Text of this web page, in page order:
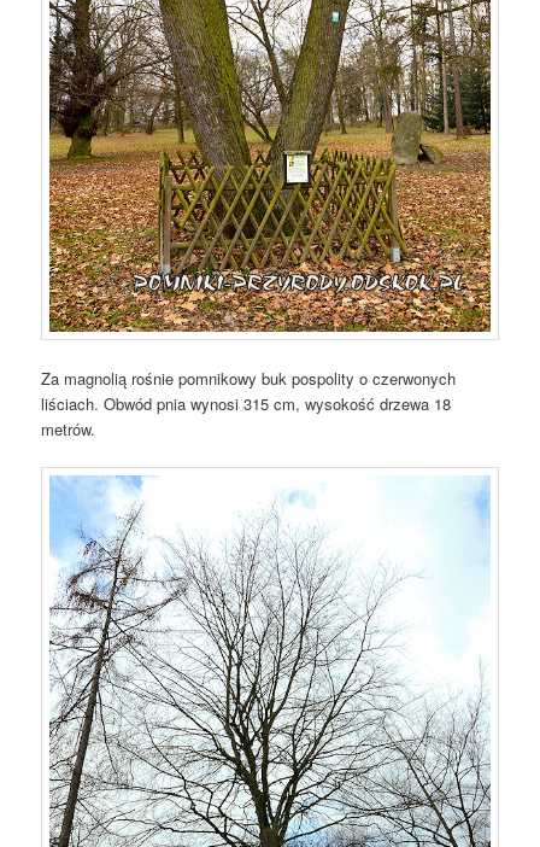
Za magnolią rośnie pomnikowy buk pospolity o czerwonych
liściach. Obwód pnia wynosi 315 cm, wysokość drzewa 18
metrów.